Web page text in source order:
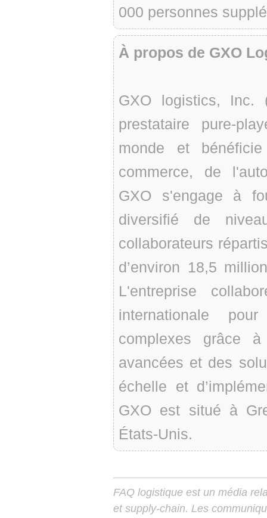
000 personnes
À propos de GXO
GXO logistics,
prestataire pure-
monde et
commerce, de
GXO s'engage à
diversifié de
collaborateurs
d’environ 18,5
L'entreprise
internationale
complexes grâce à
avancées et des
échelle et
GXO est situé à
États-Unis.
FAQ logistique est un média
et supply-chain. Les